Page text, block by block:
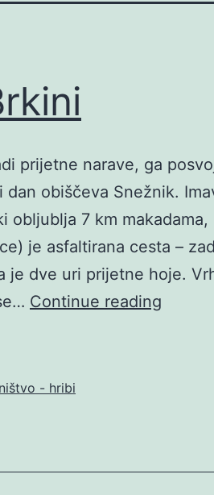
prijetne narave, ga
obiščeva Snežnik.
obljublja 7 km makadama,
je asfaltirana cesta –
je dve uri prijetne hoje.
Continue reading
- hribi